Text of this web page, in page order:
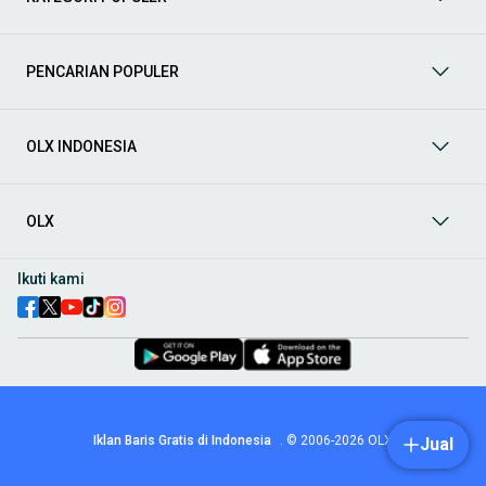
Jual
Aksesoris Mobil: Lengkapi tampilan dan fungsionalitas mobil
aksesoris interior seperti sarung jok dan karpet, hingga
berbagai pilihan
, speaker, amplifier, subwoofer,
ingin meningkatkan kualitas suara dalam kabin
Spare Part Mobil
part mobiloriginal dan berkualitas dari OLX! Temukan
berbagai komponen penting mulai dari filter oli, kampas rem,
velg dan ban mobilterbaik di
OLX! Tersedia berbagai ukuran dan desain velg, serta
PENCARIAN POPULER
OLX INDONESIA
OLX
Ikuti kami
Iklan Baris Gratis di Indonesia . © 2006-2026 OLX